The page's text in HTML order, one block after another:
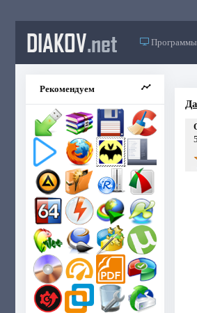
DIAKOV.net Программы
Рекомендуем
5